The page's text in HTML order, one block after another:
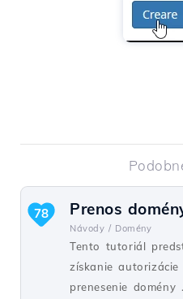
Prenos
Návody / Domény
Tento tutoriál
získanie
prenesenie domény
78